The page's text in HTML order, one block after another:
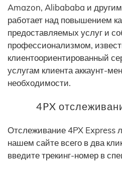
Amazon, Alibababa и
работает над повышением
предоставляемых услуг и
профессионализмом,
клиентоориентированный
услугам клиента аккаунт-
необходимости.
4PX
Отслеживание 4PX Express
нашем сайте всего в два
введите трекинг-номер в